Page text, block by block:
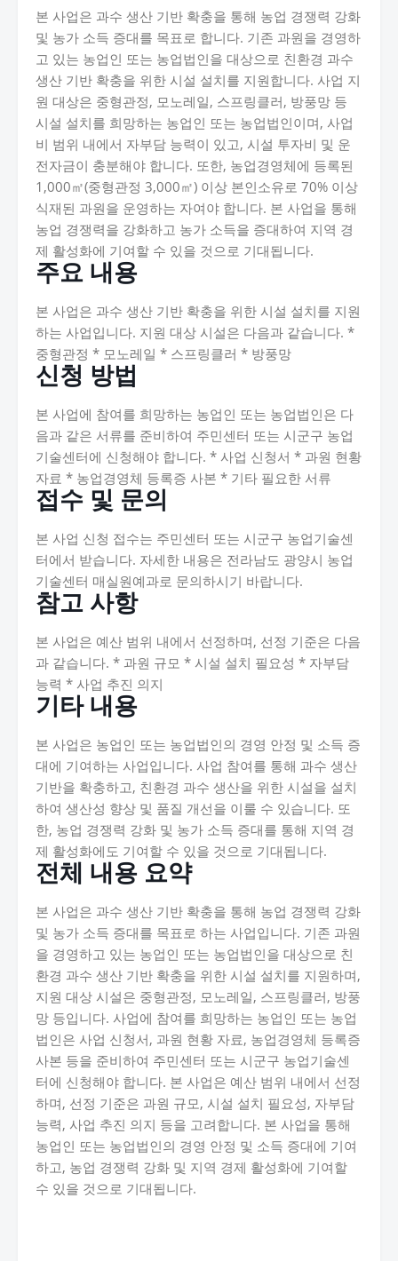
본 사업은 과수 생산 기반 확충을 통해 농업 경쟁력 강화
및 농가 소득 증대를 목표로 합니다. 기존 과원을 경영하
고 있는 농업인 또는 농업법인을 대상으로 친환경 과수
생산 기반 확충을 위한 시설 설치를 지원합니다. 사업 지
원 대상은 중형관정, 모노레일, 스프링클러, 방풍망 등
시설 설치를 희망하는 농업인 또는 농업법인이며, 사업
비 범위 내에서 자부담 능력이 있고, 시설 투자비 및 운
전자금이 충분해야 합니다. 또한, 농업경영체에 등록된
1,000㎡(중형관정 3,000㎡) 이상 본인소유로 70% 이상
식재된 과원을 운영하는 자여야 합니다. 본 사업을 통해
농업 경쟁력을 강화하고 농가 소득을 증대하여 지역 경
제 활성화에 기여할 수 있을 것으로 기대됩니다.
주요 내용
본 사업은 과수 생산 기반 확충을 위한 시설 설치를 지원
하는 사업입니다. 지원 대상 시설은 다음과 같습니다. *
중형관정 * 모노레일 * 스프링클러 * 방풍망
신청 방법
본 사업에 참여를 희망하는 농업인 또는 농업법인은 다
음과 같은 서류를 준비하여 주민센터 또는 시군구 농업
기술센터에 신청해야 합니다. * 사업 신청서 * 과원 현황
자료 * 농업경영체 등록증 사본 * 기타 필요한 서류
접수 및 문의
본 사업 신청 접수는 주민센터 또는 시군구 농업기술센
터에서 받습니다. 자세한 내용은 전라남도 광양시 농업
기술센터 매실원예과로 문의하시기 바랍니다.
참고 사항
본 사업은 예산 범위 내에서 선정하며, 선정 기준은 다음
과 같습니다. * 과원 규모 * 시설 설치 필요성 * 자부담
능력 * 사업 추진 의지
기타 내용
본 사업은 농업인 또는 농업법인의 경영 안정 및 소득 증
대에 기여하는 사업입니다. 사업 참여를 통해 과수 생산
기반을 확충하고, 친환경 과수 생산을 위한 시설을 설치
하여 생산성 향상 및 품질 개선을 이룰 수 있습니다. 또
한, 농업 경쟁력 강화 및 농가 소득 증대를 통해 지역 경
제 활성화에도 기여할 수 있을 것으로 기대됩니다.
전체 내용 요약
본 사업은 과수 생산 기반 확충을 통해 농업 경쟁력 강화
및 농가 소득 증대를 목표로 하는 사업입니다. 기존 과원
을 경영하고 있는 농업인 또는 농업법인을 대상으로 친
환경 과수 생산 기반 확충을 위한 시설 설치를 지원하며,
지원 대상 시설은 중형관정, 모노레일, 스프링클러, 방풍
망 등입니다. 사업에 참여를 희망하는 농업인 또는 농업
법인은 사업 신청서, 과원 현황 자료, 농업경영체 등록증
사본 등을 준비하여 주민센터 또는 시군구 농업기술센
터에 신청해야 합니다. 본 사업은 예산 범위 내에서 선정
하며, 선정 기준은 과원 규모, 시설 설치 필요성, 자부담
능력, 사업 추진 의지 등을 고려합니다. 본 사업을 통해
농업인 또는 농업법인의 경영 안정 및 소득 증대에 기여
하고, 농업 경쟁력 강화 및 지역 경제 활성화에 기여할
수 있을 것으로 기대됩니다.